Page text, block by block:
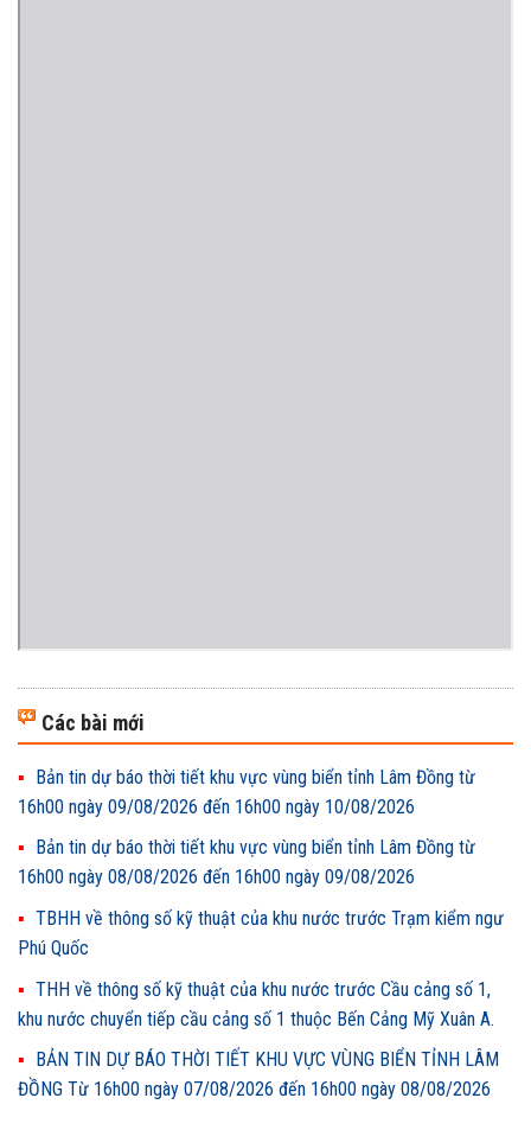
Các bài mới
Bản tin dự báo thời tiết khu vực vùng biển tỉnh Lâm Đồng từ
16h00 ngày 09/08/2026 đến 16h00 ngày 10/08/2026
Bản tin dự báo thời tiết khu vực vùng biển tỉnh Lâm Đồng từ
16h00 ngày 08/08/2026 đến 16h00 ngày 09/08/2026
TBHH về thông số kỹ thuật của khu nước trước Trạm kiểm ngư
Phú Quốc
THH về thông số kỹ thuật của khu nước trước Cầu cảng số 1,
khu nước chuyển tiếp cầu cảng số 1 thuộc Bến Cảng Mỹ Xuân A.
BẢN TIN DỰ BÁO THỜI TIẾT KHU VỰC VÙNG BIỂN TỈNH LÂM
ĐỒNG Từ 16h00 ngày 07/08/2026 đến 16h00 ngày 08/08/2026